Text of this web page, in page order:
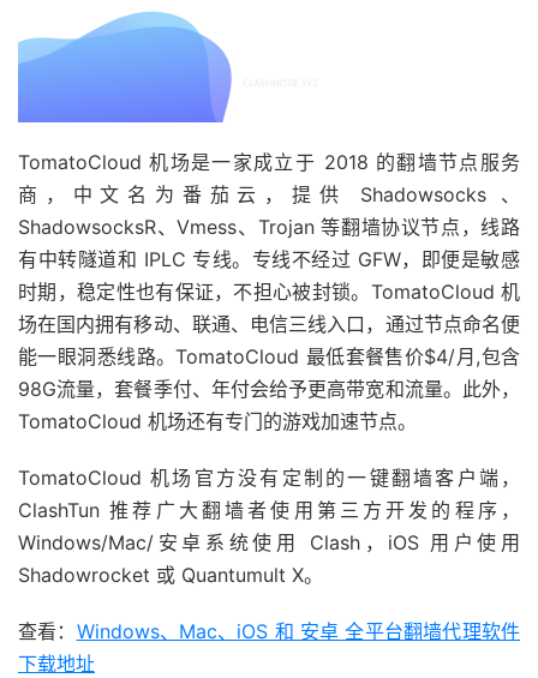
TomatoCloud 机场是一家成立于 2018 的翻墙节点服务
商，中文名为番茄云，提供 Shadowsocks 、
ShadowsocksR、Vmess、Trojan 等翻墙协议节点，线路
有中转隧道和 IPLC 专线。专线不经过 GFW，即便是敏感
时期，稳定性也有保证，不担心被封锁。TomatoCloud 机
场在国内拥有移动、联通、电信三线入口，通过节点命名便
能一眼洞悉线路。TomatoCloud 最低套餐售价$4/月,包含
98G流量，套餐季付、年付会给予更高带宽和流量。此外，
TomatoCloud 机场还有专门的游戏加速节点。
TomatoCloud 机场官方没有定制的一键翻墙客户端，
ClashTun 推荐广大翻墙者使用第三方开发的程序，
Windows/Mac/安卓系统使用 Clash，iOS 用户使用
Shadowrocket 或 Quantumult X。
查看： Windows、Mac、iOS 和 安卓 全平台翻墙代理软件
下载地址